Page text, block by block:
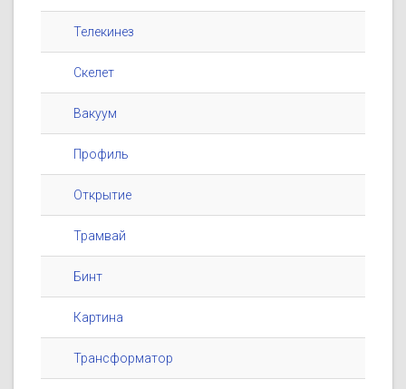
Телекинез
Скелет
Вакуум
Профиль
Открытие
Трамвай
Бинт
Картина
Трансформатор